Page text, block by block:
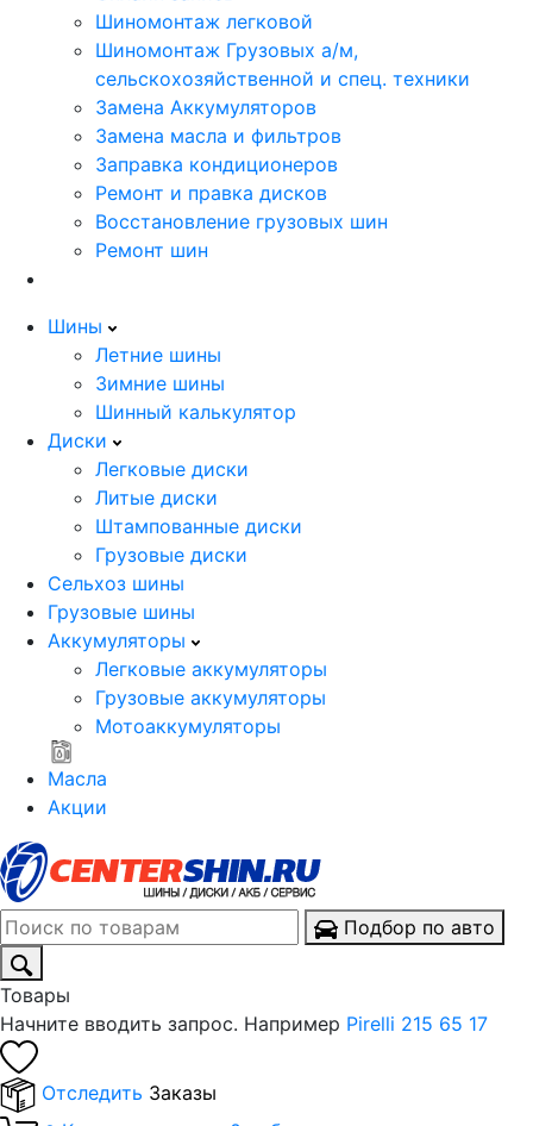
Шиномонтаж легковой
Шиномонтаж Грузовых а/м,
сельскохозяйственной и спец. техники
Замена Аккумуляторов
Замена масла и фильтров
Заправка кондиционеров
Ремонт и правка дисков
Восстановление грузовых шин
Ремонт шин
Шины
Летние шины
Зимние шины
Шинный калькулятор
Диски
Легковые диски
Литые диски
Штампованные диски
Грузовые диски
Сельхоз шины
Грузовые шины
Аккумуляторы
Легковые аккумуляторы
Грузовые аккумуляторы
Мотоаккумуляторы
Масла
Акции
Подбор по авто
Товары
Начните вводить запрос. Например Pirelli 215 65 17
Отследить Заказы